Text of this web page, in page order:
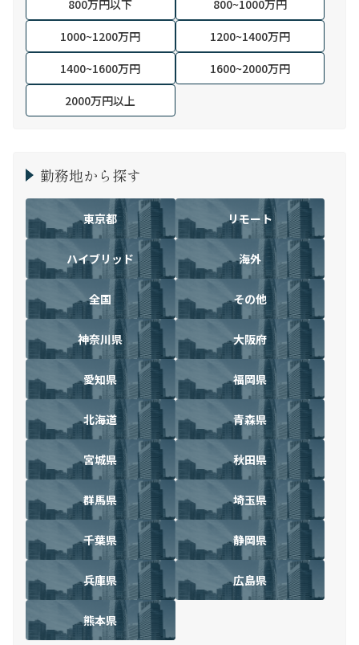
800万円以下
800~1000万円
1000~1200万円
1200~1400万円
1400~1600万円
1600~2000万円
2000万円以上
勤務地から探す
東京都 リモート
ハイブリッド 海外
全国 その他
神奈川県 大阪府
愛知県 福岡県
北海道 青森県
宮城県 秋田県
群馬県 埼玉県
千葉県 静岡県
兵庫県 広島県
熊本県